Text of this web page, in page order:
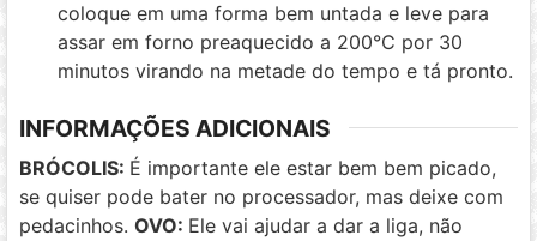
coloque em uma forma bem untada e leve para
assar em forno preaquecido a 200°C por 30
minutos virando na metade do tempo e tá pronto.
INFORMAÇÕES ADICIONAIS
BRÓCOLIS: É importante ele estar bem bem picado,
se quiser pode bater no processador, mas deixe com
pedacinhos.OVO: Ele vai ajudar a dar a liga, não